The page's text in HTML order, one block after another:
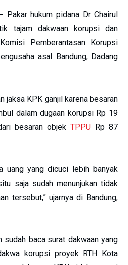
Pakar hukum pidana Dr Chairul
tajam dakwaan korupsi dan
Pemberantasan Korupsi
asal Bandung, Dadang
jaksa KPK ganjil karena besaran
dalam dugaan korupsi Rp 19
besaran objekTPPU Rp 87
uang yang dicuci lebih banyak
saja sudah menunjukan tidak
tersebut,” ujarnya di Bandung,
sudah baca surat dakwaan yang
korupsi proyek RTH Kota